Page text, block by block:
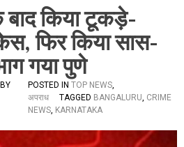
बाद किया टूकड़े-
फिर किया सास-
गया पुणे
BY
POSTED IN TOP NEWS,
अपराध
TAGGED BANGALURU, CRIME
NEWS, KARNATAKA